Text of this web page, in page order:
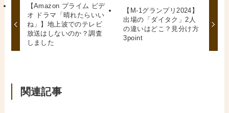
【Amazon プライム ビデ
オ ドラマ「晴れたらいい
ね」】地上波でのテレビ
放送はしないのか？調査
しました
【M-1グランプリ2024】
出場の「ダイタク」2人
の違いはどこ？見分け方
3point
関連記事